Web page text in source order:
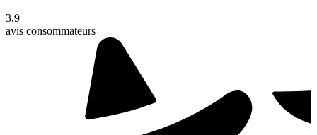
3,9
avis consommateurs